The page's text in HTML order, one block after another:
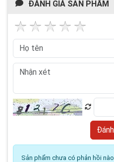
ĐÁNH GIÁ SẢN PHẨM
Sản phẩm chưa có phản hồi nào